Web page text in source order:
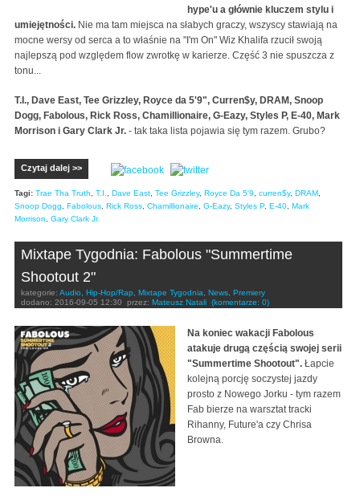
hype'u a głównie kluczem stylu i
umiejętności. Nie ma tam miejsca na słabych graczy, wszyscy stawiają na
mocne wersy od serca a to właśnie na "I'm On" Wiz Khalifa rzucił swoją
najlepszą pod względem flow zwrotkę w karierze. Część 3 nie spuszcza z
tonu...
T.I., Dave East, Tee Grizzley, Royce da 5'9", Curren$y, DRAM, Snoop
Dogg, Fabolous, Rick Ross, Chamillionaire, G-Eazy, Styles P, E-40, Mark
Morrison i Gary Clark Jr. - tak taka lista pojawia się tym razem. Grubo?
Czytaj dalej >>
Tagi: Trae Tha Truth T.I. Dave East Tee Grizzley, Royce Da 5'9 curren$y, DRAM
Snoop Dogg
Fabolous Rick Ross Chamillionaire G-Eazy, Styles P, E-40 Mark
Morrison
Gary Clark Jr.
Mixtape Tygodnia: Fabolous "Summertime
Shootout 2"
kategorie: Audio Hip-Hop/Rap Mixtape Tygodnia News Premiery
dodano: 2016-09-05 12:30 przez: Mateusz Natali (komentarze: 0)
Na koniec wakacji Fabolous
atakuje drugą częścią swojej serii
"Summertime Shootout". Łapcie
kolejną porcję soczystej jazdy
prosto z Nowego Jorku - tym razem
Fab bierze na warsztat tracki
Rihanny, Future'a czy Chrisa
Browna.